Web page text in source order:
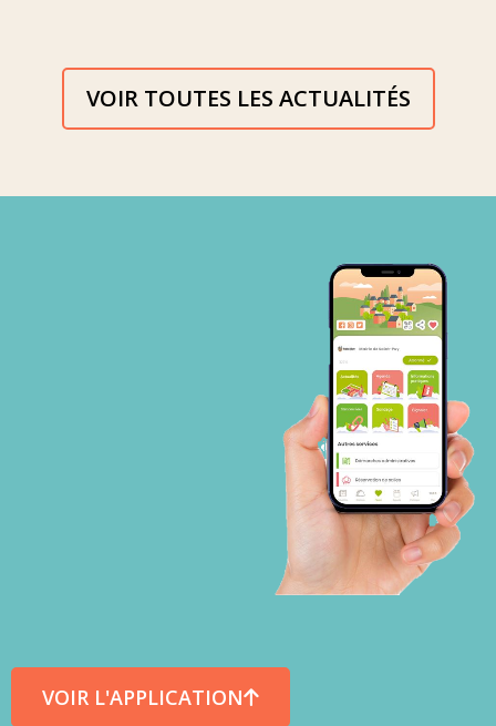
VOIR TOUTES LES ACTUALITÉS
VOIR L'APPLICATION